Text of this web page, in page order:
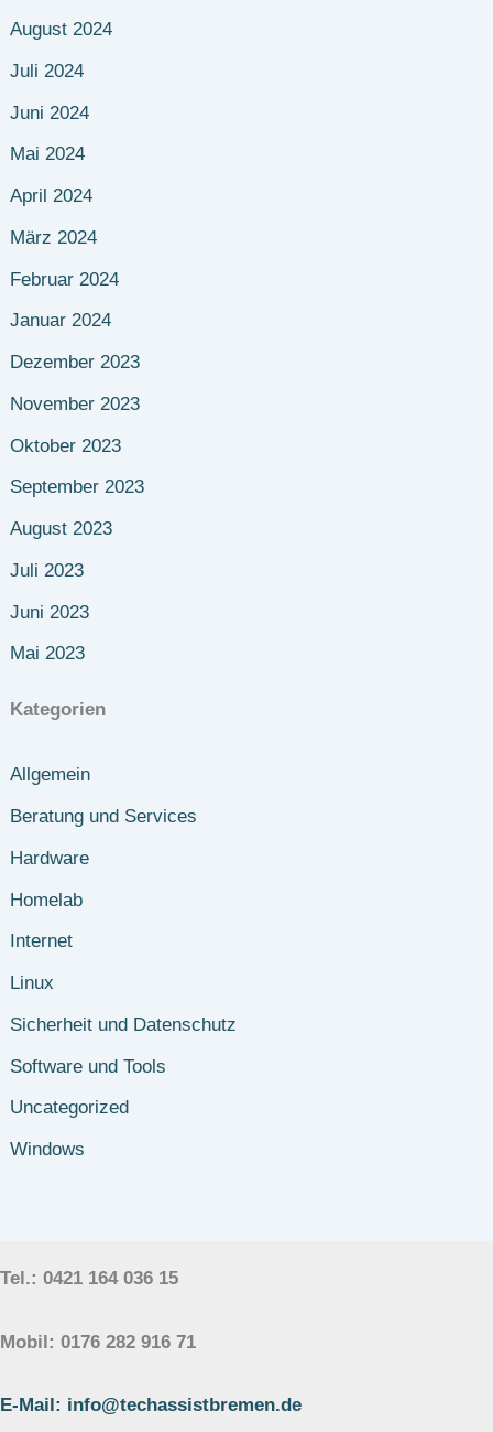
August 2024
Juli 2024
Juni 2024
Mai 2024
April 2024
März 2024
Februar 2024
Januar 2024
Dezember 2023
November 2023
Oktober 2023
September 2023
August 2023
Juli 2023
Juni 2023
Mai 2023
Kategorien
Allgemein
Beratung und Services
Hardware
Homelab
Internet
Linux
Sicherheit und Datenschutz
Software und Tools
Uncategorized
Windows
Tel.: 0421 164 036 15
Mobil: 0176 282 916 71
E-Mail: info@techassistbremen.de